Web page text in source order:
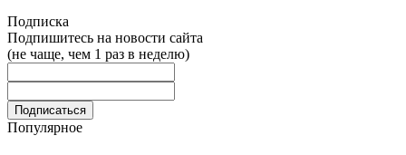
Подписка
Подпишитесь на новости сайта
(не чаще, чем 1 раз в неделю)
Популярное